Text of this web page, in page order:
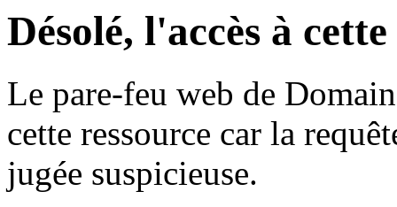
Désolé, l'accès à
Le pare-feu web de
cette ressource car la
jugée suspicieuse.